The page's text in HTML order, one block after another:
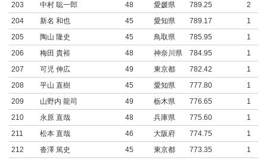
203
中村 聡一郎 48 愛媛県 789.25
2
204
新名 和也 45 愛知県 789.17
1
205
陶山 隆史 45 鳥取県 785.95
1
206
梅田 貴裕 48 神奈川県 784.95
1
207
可児 伸広 49 東京都 782.42
1
208
平山 直樹 45 愛知県 777.80
1
209
山野内 龍司 49 栃木県 776.65
1
210
永原 直哉 48 兵庫県 775.60
1
211
松本 直哉 46 大阪府 774.75
1
212
沓澤 篤史 45 東京都 773.35
1